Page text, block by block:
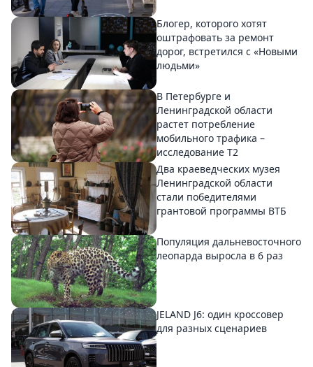
Блогер, которого хотят
оштрафовать за ремонт
дорог, встретился с «Новыми
людьми»
В Петербурге и
Ленинградской области
растет потребление
мобильного трафика –
исследование T2
Два краеведческих музея
Ленинградской области
стали победителями
грантовой программы ВТБ
Популяция дальневосточного
леопарда выросла в 6 раз
JELAND J6: один кроссовер
для разных сценариев